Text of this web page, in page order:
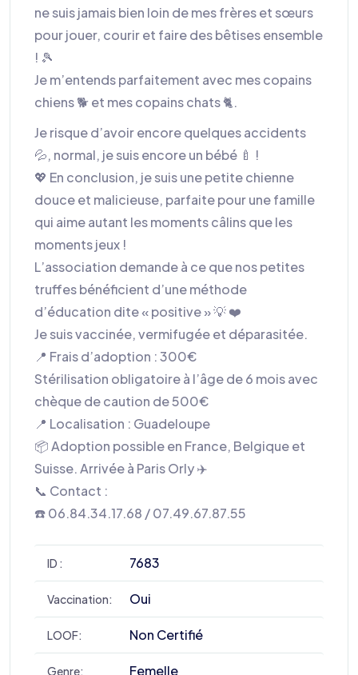
ne suis jamais bien loin de mes frères et sœurs
pour jouer, courir et faire des bêtises ensemble
! 🎾
Je m’entends parfaitement avec mes copains
chiens 🐕 et mes copains chats 🐈.
Je risque d’avoir encore quelques accidents
💦, normal, je suis encore un bébé 🍼 !
💖 En conclusion, je suis une petite chienne
douce et malicieuse, parfaite pour une famille
qui aime autant les moments câlins que les
moments jeux !
L’association demande à ce que nos petites
truffes bénéficient d’une méthode
d’éducation dite « positive » 💡 ❤️
Je suis vaccinée, vermifugée et déparasitée.
📍 Frais d’adoption : 300€
Stérilisation obligatoire à l’âge de 6 mois avec
chèque de caution de 500€
📍 Localisation : Guadeloupe
📦 Adoption possible en France, Belgique et
Suisse. Arrivée à Paris Orly ✈️
📞 Contact :
☎️ 06.84.34.17.68 / 07.49.67.87.55
ID : 7683
Vaccination: Oui
LOOF: Non Certifié
Genre: Femelle